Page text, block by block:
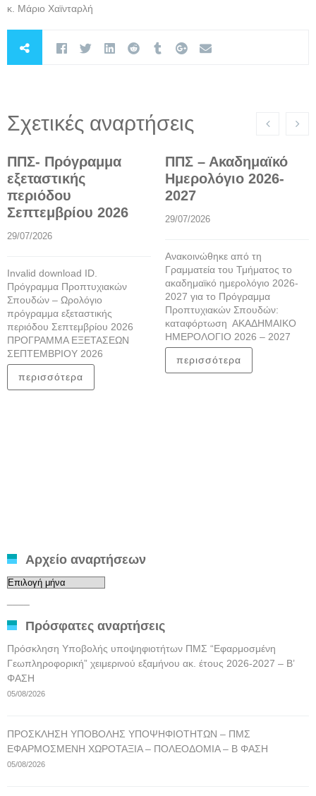
κ. Μάριο Χαϊνταρλή
Σχετικές αναρτήσεις
ΠΠΣ- Πρόγραμμα
εξεταστικής
περιόδου
Σεπτεμβρίου 2026
29/07/2026
Invalid download ID.
Πρόγραμμα Προπτυχιακών
Σπουδών – Ωρολόγιο
πρόγραμμα εξεταστικής
περιόδου Σεπτεμβρίου 2026
ΠΡΟΓΡΑΜΜΑ ΕΞΕΤΑΣΕΩΝ
ΣΕΠΤΕΜΒΡΙΟΥ 2026
περισσότερα
ΠΠΣ – Ακαδημαϊκό
Ημερολόγιο 2026-
2027
29/07/2026
Ανακοινώθηκε από τη
Γραμματεία του Τμήματος το
ακαδημαϊκό ημερολόγιο 2026-
2027 για το Πρόγραμμα
Προπτυχιακών Σπουδών:
καταφόρτωση ΑΚΑΔΗΜΑΙΚΟ
ΗΜΕΡΟΛΟΓΙΟ 2026 – 2027
περισσότερα
Αρχείο αναρτήσεων
Αρχείο
Πρόσφατες αναρτήσεις
Πρόσκληση Υποβολής υποψηφιοτήτων ΠΜΣ “Εφαρμοσμένη
Γεωπληροφορική” χειμερινού εξαμήνου ακ. έτους 2026-2027 – Β’
ΦΑΣΗ
05/08/2026
ΠΡΟΣΚΛΗΣΗ ΥΠΟΒΟΛΗΣ ΥΠΟΨΗΦΙΟΤΗΤΩΝ – ΠΜΣ
ΕΦΑΡΜΟΣΜΕΝΗ ΧΩΡΟΤΑΞΙΑ – ΠΟΛΕΟΔΟΜΙΑ – Β ΦΑΣΗ
05/08/2026